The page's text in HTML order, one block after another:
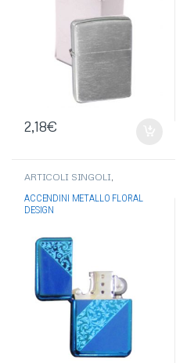
2,18€
ARTICOLI SINGOLI,
METALLO, ACCENDINI
REGALO
ACCENDINI METALLO FLORAL
DESIGN